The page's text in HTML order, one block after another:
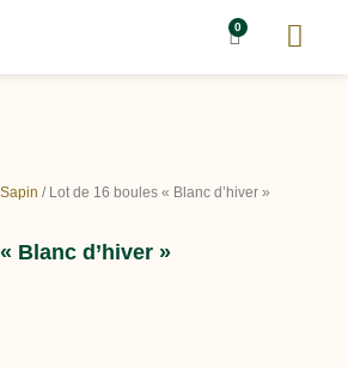
0
/ Lot de 16 boules « Blanc d’hiver »
Blanc d’hiver »